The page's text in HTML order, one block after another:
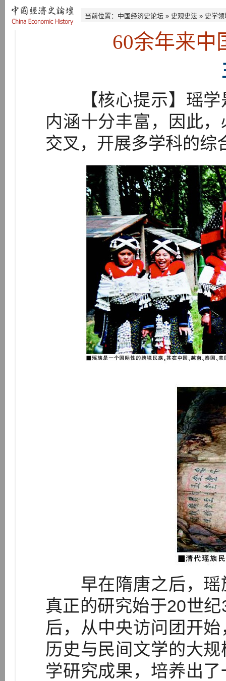
当前位置： 中国经济史论坛 » 史观史法 » 史学领
60余年来中
【核心提示】瑶学
内涵十分丰富，因此
交叉，开展多学科的综
早在隋唐之后，瑶
真正的研究始于20世
后，从中央访问团开
历史与民间文学的大
学研究成果，培养出